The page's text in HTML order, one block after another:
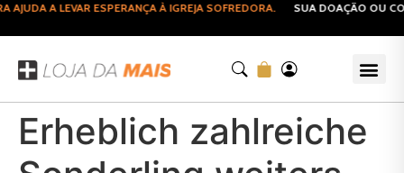
A LEVAR ESPERANÇA À IGREJA SOFREDORA. SUA DOAÇÃO OU
Erheblich zahlreiche